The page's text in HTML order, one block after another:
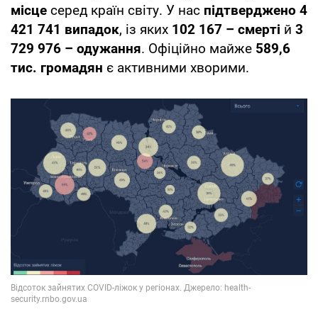
місце серед країн світу. У нас підтверджено 4
421 741 випадок, із яких 102 167 – смерті й 3
729 976 – одужання. Офіційно майже 589,6
тис. громадян є активними хворими.